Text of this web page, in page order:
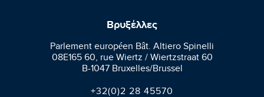
Βρυξέλλες
Parlement européen Bât. Altiero Spinelli
08E165 60, rue Wiertz / Wiertzstraat 60
B-1047 Bruxelles/Brussel
+32(0)2 28 45570